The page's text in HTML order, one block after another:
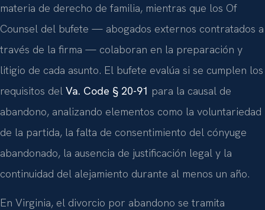
materia de derecho de familia, mientras que los Of
Counsel del bufete — abogados externos contratados a
través de la firma — colaboran en la preparación y
litigio de cada asunto. El bufete evalúa si se cumplen los
requisitos del Va. Code § 20-91 para la causal de
abandono, analizando elementos como la voluntariedad
de la partida, la falta de consentimiento del cónyuge
abandonado, la ausencia de justificación legal y la
continuidad del alejamiento durante al menos un año.
En Virginia, el divorcio por abandono se tramita